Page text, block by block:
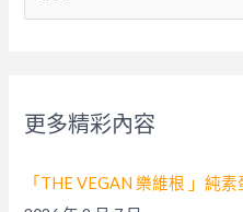
:
更多精彩內容
「THE VEGAN 樂維根 」純